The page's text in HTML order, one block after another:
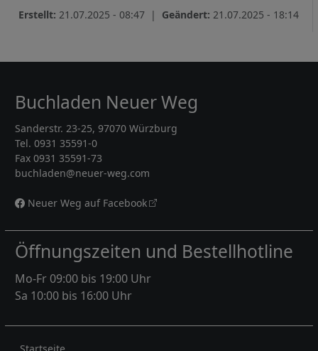
Erstellt: 21.07.2025 - 08:47 | Geändert: 21.07.2025 - 18:14
Buchladen Neuer Weg
Sanderstr. 23-25, 97070 Würzburg
Tel. 0931 35591-0
Fax 0931 35591-73
buchladen@neuer-weg.com
Neuer Weg auf Facebook
Öffnungszeiten und Bestellhotline
Mo-Fr 09:00 bis 19:00 Uhr
Sa 10:00 bis 16:00 Uhr
Rechtliches